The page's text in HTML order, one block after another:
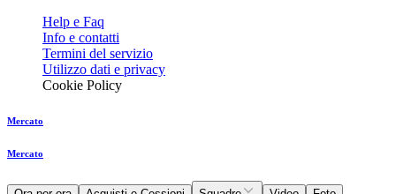
Help e Faq
Info e contatti
Termini del servizio
Utilizzo dati e privacy
Cookie Policy
Mercato
Mercato